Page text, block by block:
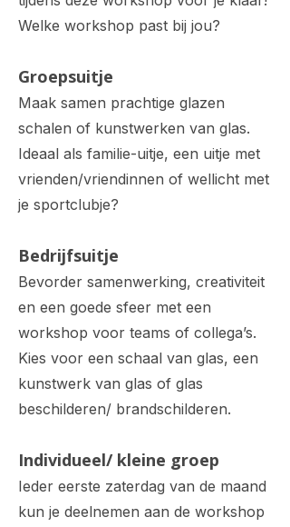
Welke workshop past bij jou?
Groepsuitje
Maak samen prachtige glazen
schalen of kunstwerken van glas.
Ideaal als familie-uitje, een uitje met
vrienden/vriendinnen of wellicht met
je sportclubje?
Bedrijfsuitje
Bevorder samenwerking, creativiteit
en een goede sfeer met een
workshop voor teams of collega’s.
Kies voor een schaal van glas, een
kunstwerk van glas of glas
beschilderen/ brandschilderen.
Individueel/ kleine groep
Ieder eerste zaterdag van de maand
kun je deelnemen aan de workshop